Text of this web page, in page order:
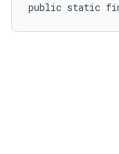
public static